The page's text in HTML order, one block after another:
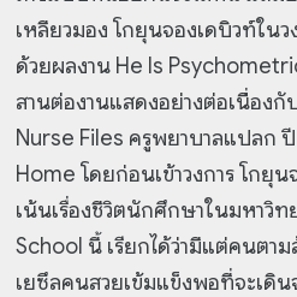
เหลียวมอง โกยุนจองเดบิวท์ใน
ด้วยผลงาน He Is
สานต่องานแสดงอย่างต่อเนื่องกั
Nurse Files ครูพยาบาลแปลก
Home โดยก่อนเข้าวงการ โกยุ
เน้นเรื่องชีวิตนักศึกษาในมหาวิ
School นี้ เรียกได้ว่ามีแต่คนตา
เยซึลคนสวยเข้มแข็งพอที่จะเดิ